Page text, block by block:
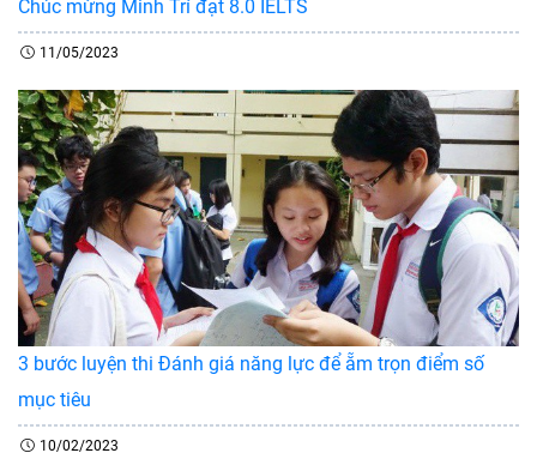
Chúc mừng Minh Trí đạt 8.0 IELTS
11/05/2023
3 bước luyện thi Đánh giá năng lực để ẵm trọn điểm số
mục tiêu
10/02/2023